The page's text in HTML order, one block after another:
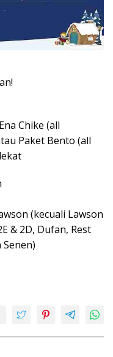
Chike (all
Paket Bento (all
(kecuali Lawson
& 2D, Dufan, Rest